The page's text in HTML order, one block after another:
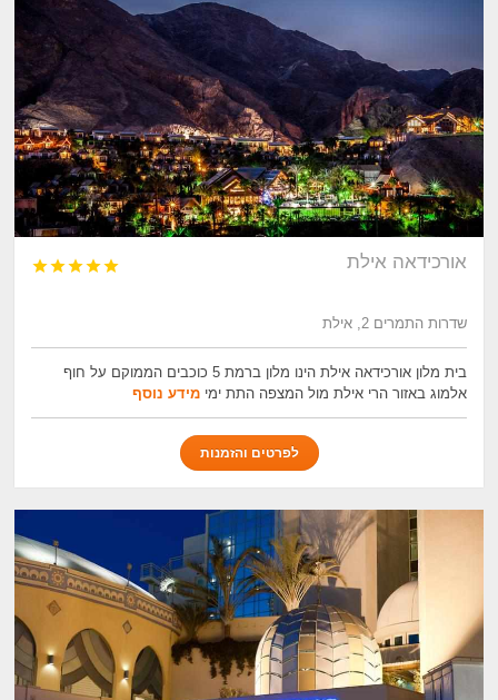
אורכידאה אילת 




שדרות התמרים 2, אילת
בית מלון אורכידאה אילת הינו מלון ברמת 5 כוכבים הממוקם על חוף
אלמוג באזור הרי אילת מול המצפה התת ימימידע נוסף
לפרטים והזמנות